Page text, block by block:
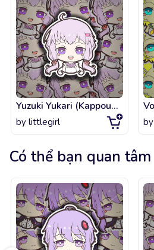
Yuzuki Yukari (Kappougi Design)
by littlegirl by
Có thể bạn quan tâm